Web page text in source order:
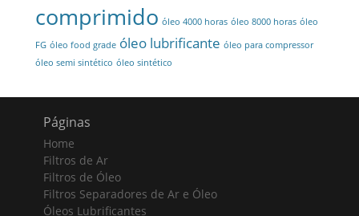
comprimido óleo 4000 horas óleo 8000 horas óleo
FG óleo food grade óleo lubrificante óleo para compressor
óleo semi sintético óleo sintético
Páginas
Home
Filtros de Ar
Filtros de Óleo
Filtros Separadores de Ar e Óleo
Óleos Lubrificantes